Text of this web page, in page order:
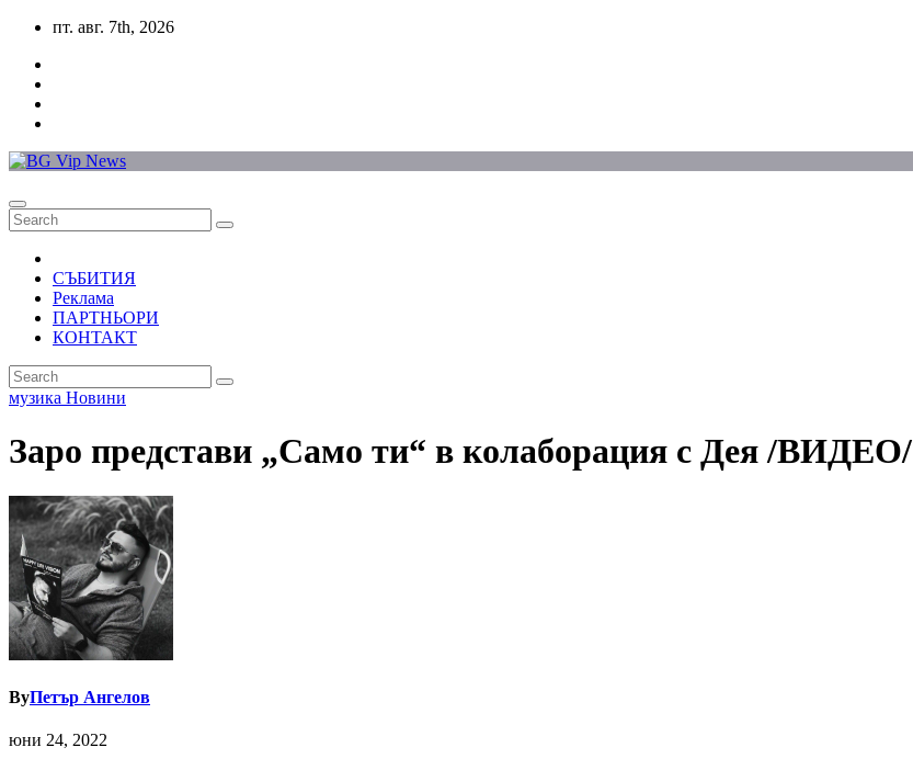
Skip
content
пт. авг. 7th, 2026
СЪБИТИЯ
Реклама
ПАРТНЬОРИ
КОНТАКТ
музика Новини
Заро представи „Само ти“ в колаборация с Дея /ВИДЕО/
ByПетър Ангелов
юни 24, 2022